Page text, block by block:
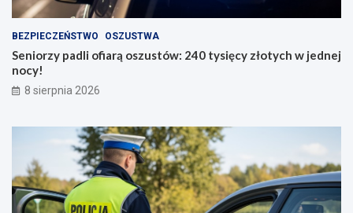
BEZPIECZEŃSTWO OSZUSTWA
Seniorzy padli ofiarą oszustów: 240 tysięcy złotych w jednej
nocy!
8 sierpnia 2026